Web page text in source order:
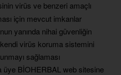
virüs ve benzeri amaçlı
için mevcut imkanlar
yanında nihai güvenliğin
kendi virüs koruma sistemini
sağlaması
üye BİOHERBAL web sitesine